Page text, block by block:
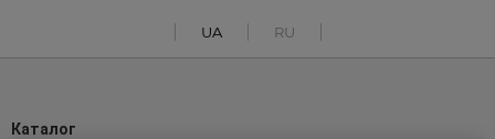
UA RU
Каталог